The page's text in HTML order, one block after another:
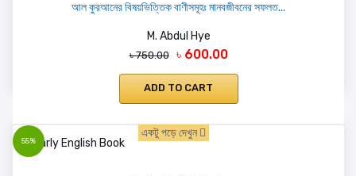
আল কুরআনের বিষয়ভিত্তিক বাণীসমূহঃ মানবজীবনের সফলত...
M. Abdul Hye
৳ 750.00 ৳ 600.00
ADD TO CART
55%
একটু পড়ে দেখুন